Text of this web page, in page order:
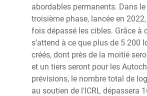
abordables permanents. Dans
troisième phase, lancée en 2022,
fois dépassé les cibles. Grâce à
s’attend à ce que plus de 5 200
créés, dont près de la moitié
et un tiers seront pour les
prévisions, le nombre total de
au soutien de l’ICRL dépassera